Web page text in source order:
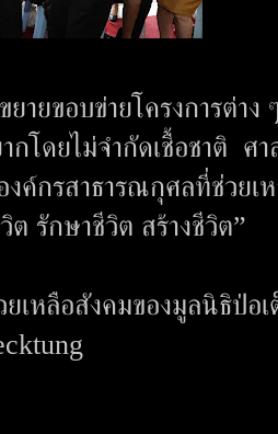
ยขอบข่ายโครงการต่าง
โดยไม่จำกัดเชื้อชาติ ศ
กรสาธารณกุศลที่ช่วยเห
รักษาชีวิต สร้างชีวิต”
เหลือสังคมของมูลนิธิป่อ